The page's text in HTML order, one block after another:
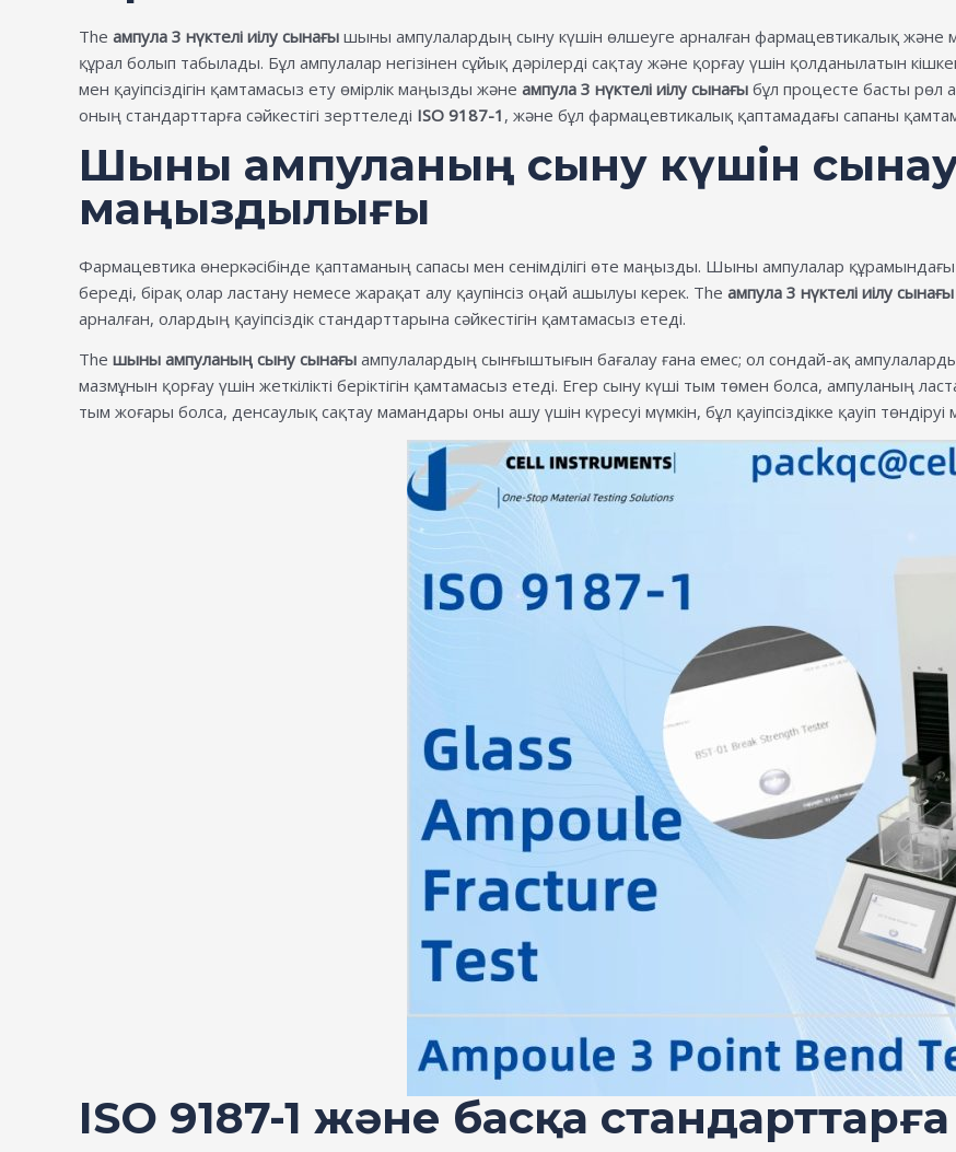
The ампула 3 нүктелі иілу сынағы шыны ампулалардың сыну күшін өлшеуге арналған фармацевтикалық және
құрал болып табылады. Бұл ампулалар негізінен сұйық дәрілерді сақтау және қорғау үшін қолданылатын
мен қауіпсіздігін қамтамасыз ету өмірлік маңызды және ампула 3 нүктелі иілу сынағы бұл процесте басты рөл
оның стандарттарға сәйкестігі зерттеледі ISO 9187-1 , және бұл фармацевтикалық қаптамадағы сапаны
Шыны ампуланың сыну күшін
маңыздылығы
Фармацевтика өнеркәсібінде қаптаманың сапасы мен сенімділігі өте маңызды. Шыны ампулалар құрамындағы
береді, бірақ олар ластану немесе жарақат алу қаупінсіз оңай ашылуы керек. The ампула 3 нүктелі иілу сынағы
арналған, олардың қауіпсіздік стандарттарына сәйкестігін қамтамасыз етеді.
The шыны ампуланың сыну сынағы ампулалардың сынғыштығын бағалау ғана емес; ол сондай-ақ
мазмұнын қорғау үшін жеткілікті беріктігін қамтамасыз етеді. Егер сыну күші тым төмен болса, ампуланың
тым жоғары болса, денсаулық сақтау мамандары оны ашу үшін күресуі мүмкін, бұл қауіпсіздікке қауіп төндіруі
ISO 9187-1 және басқа